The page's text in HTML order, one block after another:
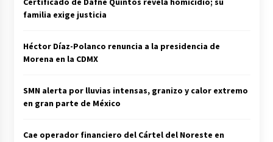
familia exige justicia
Héctor Díaz-Polanco renuncia a la presidencia de
Morena en la CDMX
SMN alerta por lluvias intensas, granizo y calor extremo
en gran parte de México
Cae operador financiero del Cártel del Noreste en